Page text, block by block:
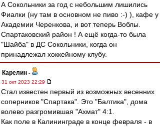
А Сокольники за год с небольшим лишились
Фиалки (ну там в основном не пиво :-) ), кафе у
Академии Черенкова, и вот теперь Воблы.
Спартаковский район ! А ещё когда-то была
"Шайба" в ДС Сокольники, когда он
принадлежал хоккейному клубу.
Карелин -
31 окт 2023 22:29
Стал известен первый из возможных весенних
соперников "Спартака". Это "Балтика", дома
волево разгромившая "Ахмат" 4:1.
Как поле в Калининграде в конце февраля - в